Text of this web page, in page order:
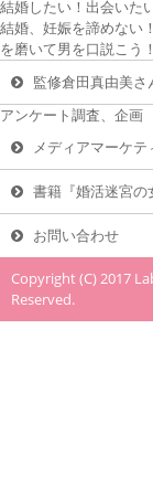
結婚したい！出会いた
結婚、妊娠を諦めない
を磨いて男を口説こう！
監修倉田真由美
アンケート調査、企画
メディアマーケ
書籍『婚活迷宮の
お問い合わせ
Copyright (C) 2017
Reserved.